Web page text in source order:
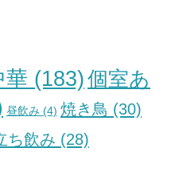
華 (183)個室あ
昼飲み (4) 焼き鳥 (30)
ち飲み (28)